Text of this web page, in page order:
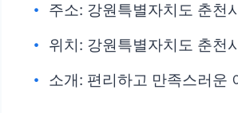
주소: 강원특별자치도 춘천
위치: 강원특별자치도 춘천
소개: 편리하고 만족스러운